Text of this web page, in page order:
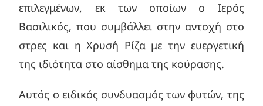
επιλεγμένων, εκ των οποίων ο Ιερός
Βασιλικός, που συμβάλλει στην αντοχή στο
στρες και η Χρυσή Ρίζα με την ευεργετική
της ιδιότητα στο αίσθημα της κούρασης.
Αυτός ο ειδικός συνδυασμός των φυτών, της